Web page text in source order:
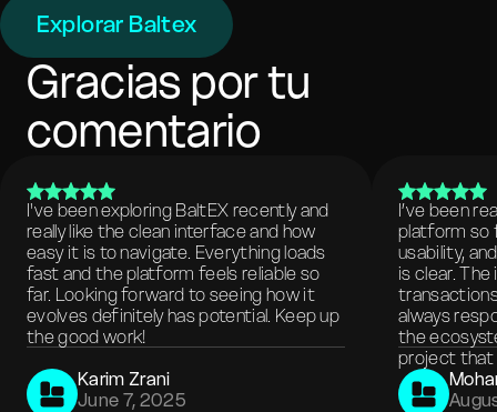
Explorar Baltex
Gracias por tu
comentario
I've been exploring BaltEX recently and
really like the clean interface and how
easy it is to navigate. Everything loads
fast and the platform feels reliable so
far. Looking forward to seeing how it
evolves definitely has potential. Keep up
the good work!
Karim Zrani
June 7, 2025
I’ve been
platform so
usability,
is clear.
always
the
project that